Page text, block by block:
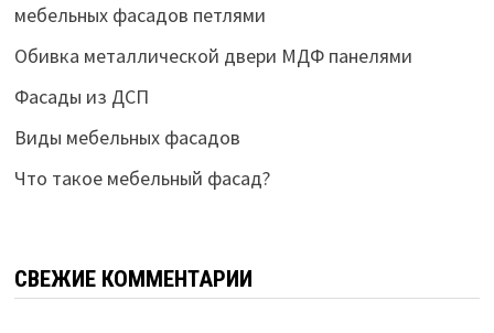
мебельных фасадов петлями
Обивка металлической двери МДФ панелями
Фасады из ДСП
Виды мебельных фасадов
Что такое мебельный фасад?
СВЕЖИЕ КОММЕНТАРИИ